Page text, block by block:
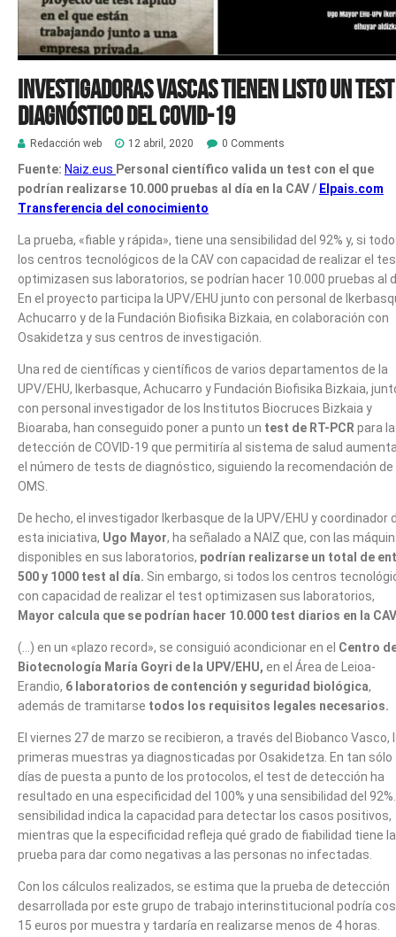
Investigadoras vascas tienen listo un test
diagnóstico del Covid-19
Redacción web 12 abril, 2020 0 Comments
Fuente: Naiz.eus Personal científico valida un test con el que
podrían realizarse 10.000 pruebas al día en la CAV / Elpais.com
Transferencia del conocimiento
La prueba, «fiable y rápida», tiene una sensibilidad del 92% y, si
los centros tecnológicos de la CAV con capacidad de realizar el
optimizasen sus laboratorios, se podrían hacer 10.000 pruebas al
En el proyecto participa la UPV/EHU junto con personal de
Achucarro y de la Fundación Biofisika Bizkaia, en colaboración con
Osakidetza y sus centros de investigación.
Una red de científicas y científicos de varios departamentos de la
UPV/EHU, Ikerbasque, Achucarro y Fundación Biofisika Bizkaia,
con personal investigador de los Institutos Biocruces Bizkaia y
Bioaraba, han conseguido poner a punto un test de RT-PCR para la
detección de COVID-19 que permitiría al sistema de salud
el número de tests de diagnóstico, siguiendo la recomendación de
OMS.
De hecho, el investigador Ikerbasque de la UPV/EHU y coordinador
esta iniciativa, Ugo Mayor, ha señalado a NAIZ que, con las
disponibles en sus laboratorios, podrían realizarse un total de
500 y 1000 test al día. Sin embargo, si todos los centros
con capacidad de realizar el test optimizasen sus laboratorios,
Mayor calcula que se podrían hacer 10.000 test diarios en la
(…) en un «plazo record», se consiguió acondicionar en el Centro
Biotecnología María Goyri de la UPV/EHU, en el Área de Leioa-
Erandio, 6 laboratorios de contención y seguridad biológica,
además de tramitarse todos los requisitos legales necesarios.
El viernes 27 de marzo se recibieron, a través del Biobanco Vasco,
primeras muestras ya diagnosticadas por Osakidetza. En tan sólo
días de puesta a punto de los protocolos, el test de detección ha
resultado en una especificidad del 100% y una sensibilidad del
sensibilidad indica la capacidad para detectar los casos positivos,
mientras que la especificidad refleja qué grado de fiabilidad tiene la
prueba para dar como negativas a las personas no infectadas.
Con los cálculos realizados, se estima que la prueba de detección
desarrollada por este grupo de trabajo interinstitucional podría
15 euros por muestra y tardaría en realizarse menos de 4 horas.